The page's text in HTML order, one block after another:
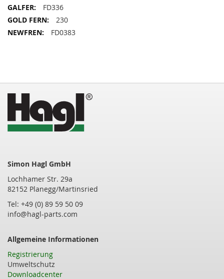
FD336
230
FD0383
Simon Hagl GmbH
Lochhamer Str. 29a
82152 Planegg/Martinsried
Tel: +49 (0) 89 59 50 09
info@hagl-parts.com
Allgemeine Informationen
Registrierung
Umweltschutz
Downloadcenter